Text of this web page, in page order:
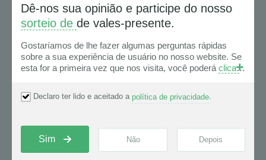
aumentada.
O mesmo vale para a alteração de imagens ou
vídeos substituídos. Seu cliente deve excluir o antigo
para ter o acesso ao novo.